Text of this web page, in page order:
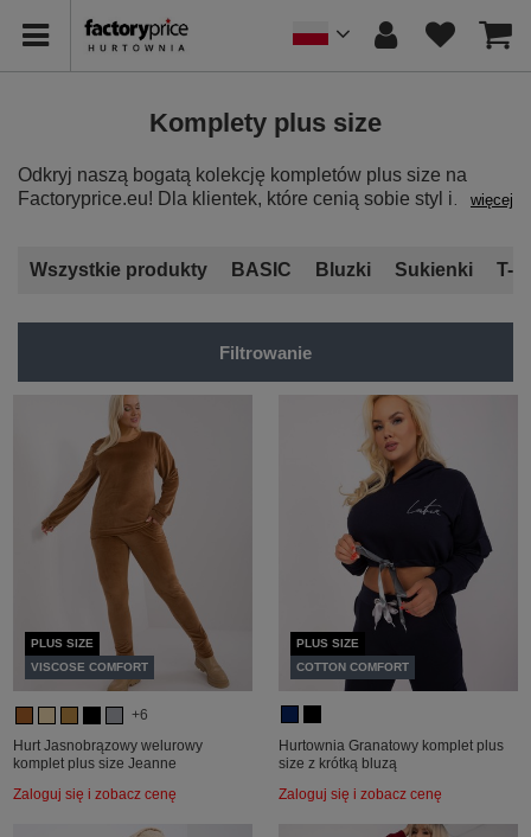
Komplety plus size
Odkryj naszą bogatą kolekcję kompletów plus size na
Factoryprice.eu! Dla klientek, które cenią sobie styl i
dostęp do różnorodnych zestawów, które idealnie
więcej
Wszystkie produkty BASIC Bluzki Sukienki T-
Filtrowanie
PLUS SIZE
VISCOSE COMFORT
+6
Hurt Jasnobrązowy welurowy
komplet plus size Jeanne
Zaloguj się i zobacz cenę
PLUS SIZE
COTTON COMFORT
Hurtownia Granatowy komplet plus
size z krótką bluzą
Zaloguj się i zobacz cenę